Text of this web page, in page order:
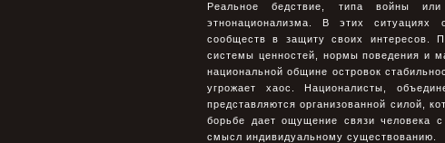
Реальное бедствие, типа войны или
этнонационализма. В этих ситуациях
сообществ в защиту своих интересов.
системы ценностей, нормы поведения и
национальной общине островок
угрожает хаос. Националисты,
представляются организованной силой,
борьбе дает ощущение связи человека
смысл индивидуальному существованию.